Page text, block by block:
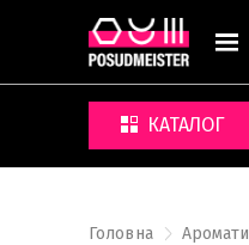
КАТАЛОГ
Головна Аромати